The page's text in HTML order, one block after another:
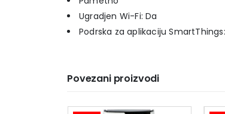
Ugradjen Wi-Fi: Da
Podrska za aplikaciju
Povezani proizvodi